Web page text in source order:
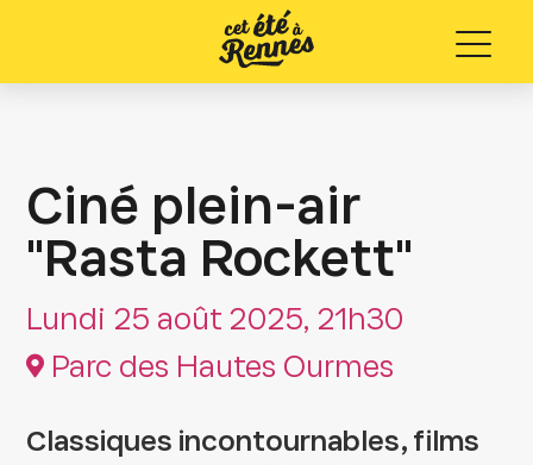
Menu
Ciné plein-air
"Rasta Rockett"
Lundi 25 août 2025, 21h30
Parc des Hautes Ourmes
Classiques incontournables, films